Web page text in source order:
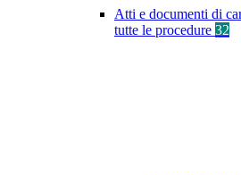
Atti e documenti di
tutte le procedure 32